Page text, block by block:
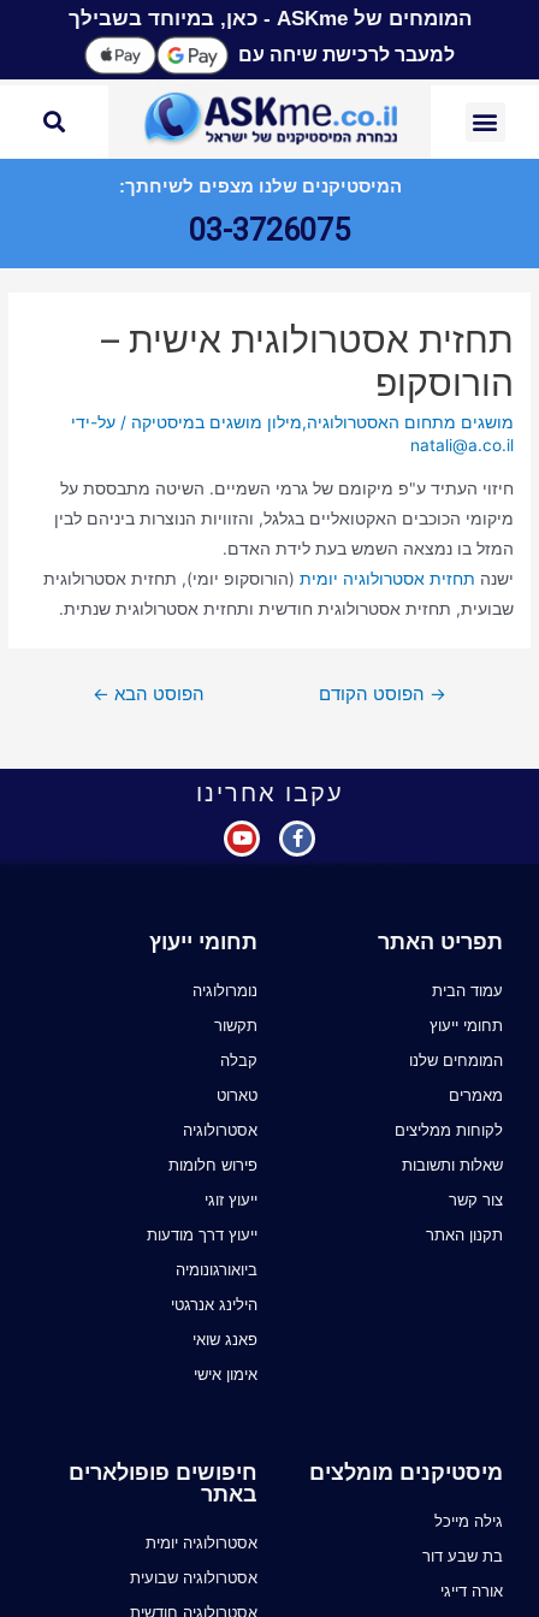
המומחים של ASKme - כאן, במיוחד בשבילך
למעבר לרכישת שיחה עם
המיסטיקנים שלנו מצפים לשיחתך:
03-3726075
תחזית אסטרולוגית אישית –
הורוסקופ
מושגים מתחום האסטרולוגיה,מילון מושגים במיסטיקה / על-ידי
natali@a.co.il
חיזוי העתיד ע"פ מיקומם של גרמי השמיים. השיטה מתבססת על
מיקומי הכוכבים האקטואליים בגלגל, והזוויות הנוצרות ביניהם לבין
המזל בו נמצאה השמש בעת לידת האדם.
ישנה תחזית אסטרולוגיה יומית (הורוסקופ יומי), תחזית אסטרולוגית
שבועית, תחזית אסטרולוגית חודשית ותחזית אסטרולוגית שנתית.
→ הפוסט הקודם הפוסט הבא ←
עקבו אחרינו
תפריט האתר
עמוד הבית
תחומי ייעוץ
המומחים שלנו
מאמרים
לקוחות ממליצים
שאלות ותשובות
צור קשר
תקנון האתר
תחומי ייעוץ
נומרולוגיה
תקשור
קבלה
טארוט
אסטרולוגיה
פירוש חלומות
ייעוץ זוגי
ייעוץ דרך מודעות
ביואורגונומיה
הילינג אנרגטי
פאנג שואי
אימון אישי
מיסטיקנים מומלצים
גילה מייכל
בת שבע דור
אורה דייגי
חיפושים פופולארים
באתר
אסטרולוגיה יומית
אסטרולוגיה שבועית
אסטרולוגיה חודשית